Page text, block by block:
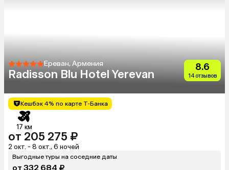
Ереван, Армения
Radisson Blu Hotel Yerevan
8.6
14 отзывов
Кешбэк 4% по карте Т-Банка
17 км
от 205 275 ₽
2 окт. - 8 окт., 6 ночей
Выгодные туры на соседние даты
от 332 684 ₽